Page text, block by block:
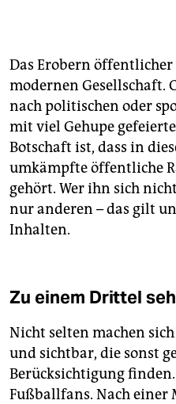
Das Erobern öffentlicher
modernen Gesellschaft.
nach politischen oder
mit viel Gehupe
Botschaft ist, dass in
umkämpfte öffentliche
gehört. Wer ihn sich
nur anderen – das gilt
Inhalten.
Zu einem Drittel
Nicht selten machen
und sichtbar, die sonst
Berücksichtigung
Fußballfans. Nach einer